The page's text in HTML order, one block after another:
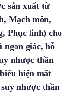
sản xuất từ
Mạch môn,
Phục linh) cho
ngon giấc, hỗ
nhược thần
hiện mất
nhược thần